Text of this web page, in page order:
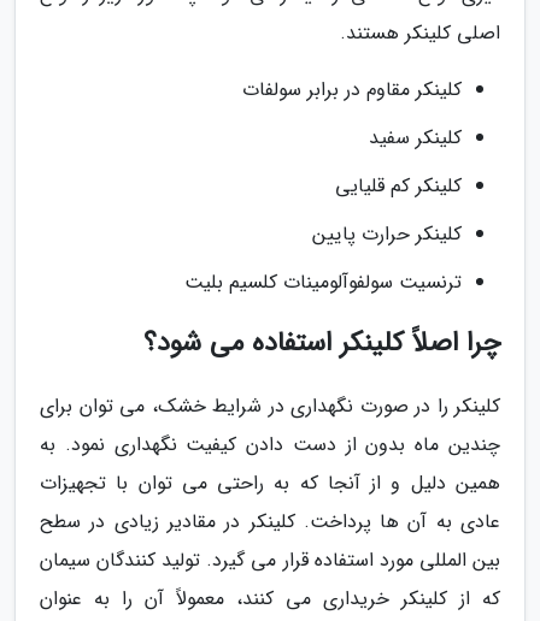
اصلی کلینکر هستند.
کلینکر مقاوم در برابر سولفات
کلینکر سفید
کلینکر کم قلیایی
کلینکر حرارت پایین
ترنسیت سولفوآلومینات کلسیم بلیت
چرا اصلاً کلینکر استفاده می شود؟
کلینکر را در صورت نگهداری در شرایط خشک، می توان برای
چندین ماه بدون از دست دادن کیفیت نگهداری نمود. به
همین دلیل و از آنجا که به راحتی می توان با تجهیزات
عادی به آن ها پرداخت. کلینکر در مقادیر زیادی در سطح
بین المللی مورد استفاده قرار می گیرد. تولید کنندگان سیمان
که از کلینکر خریداری می کنند، معمولاً آن را به عنوان